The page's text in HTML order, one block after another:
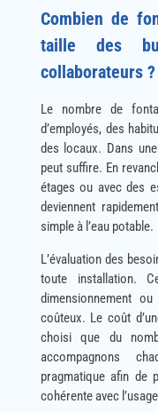
Combien de
taille des
collaborateurs ?
Le nombre de
d’employés, des
des locaux. Dans
peut suffire. En
étages ou avec des
deviennent
simple à l’eau potable.
L’évaluation des
toute installation.
dimensionnement
coûteux. Le coût
choisi que du
accompagnons
pragmatique afin de
cohérente avec